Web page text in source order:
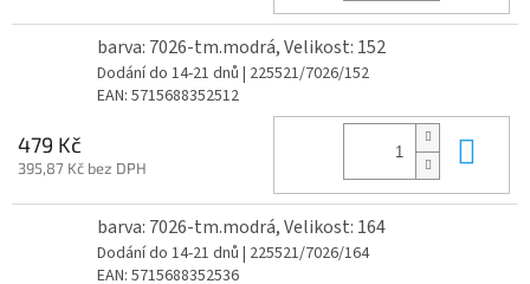
barva: 7026-tm.modrá, Velikost: 152
Dodání do 14-21 dnů | 225521/7026/152
EAN: 5715688352512
479 Kč
395,87 Kč bez DPH
barva: 7026-tm.modrá, Velikost: 164
Dodání do 14-21 dnů | 225521/7026/164
EAN: 5715688352536